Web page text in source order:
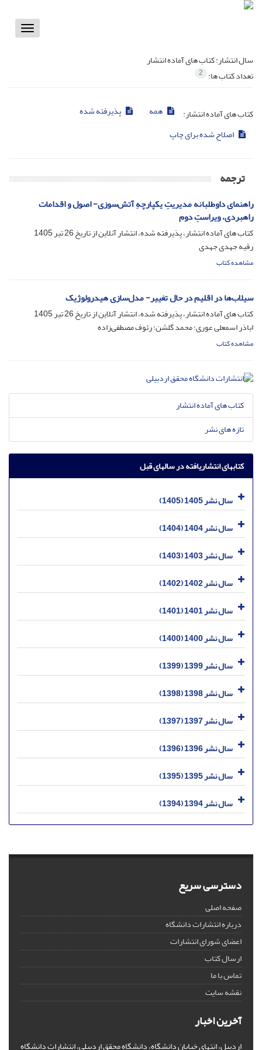
Toggle
سال انتشار:کتاب های آماده انتشار
تعداد کتاب ها: 2
کتاب های آماده انتشار: همه
پذیرفته شده
اصلاح شده برای چاپ
ترجمه
راهنمای داوطلبانه مدیریتِ یکپارچهِ آتش‌سوزی- اصول و اقدامات
راهبردی، ویراستِ دوم
کتاب های آماده انتشار، پذیرفته شده، انتشار آنلاین از تاریخ26 تیر 1405
رقیه جهدی جهدی
مشاهده کتاب
سیلاب‌ها در اقلیم در حال تغییر- مدل‌سازی هیدرولوژیک
کتاب های آماده انتشار، پذیرفته شده، انتشار آنلاین از تاریخ26 تیر 1405
اباذر اسمعلی عوری؛ محمد گلشن؛ رئوف مصطفی‌زاده
مشاهده کتاب
کتاب های آماده انتشار
تازه های نشر
کتابهای انتشاریافته در سالهای قبل
سال نشر 1405 (1405)
سال نشر 1404 (1404)
سال نشر 1403 (1403)
سال نشر 1402 (1402)
سال نشر 1401 (1401)
سال نشر 1400 (1400)
سال نشر 1399 (1399)
سال نشر 1398 (1398)
سال نشر 1397 (1397)
سال نشر 1396 (1396)
سال نشر 1395 (1395)
سال نشر 1394 (1394)
دسترسی سریع
صفحه اصلی
درباره انتشارات دانشگاه
اعضای شورای انتشارات
ارسال کتاب
تماس با ما
نقشه سایت
آخرین اخبار
اردبیل، انتهای خیابان دانشگاه، دانشگاه محقق اردبیلی، انتشارات دانشگاه